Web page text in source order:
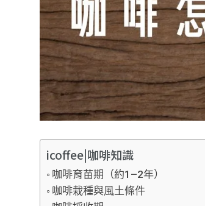
icoffee|咖啡知識
咖啡育苗期（約1–2年）
咖啡栽種與風土條件